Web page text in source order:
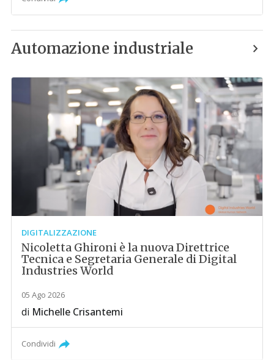
Automazione industriale
DIGITALIZZAZIONE
Nicoletta Ghironi è la nuova Direttrice
Tecnica e Segretaria Generale di Digital
Industries World
05 Ago 2026
di Michelle Crisantemi
Condividi